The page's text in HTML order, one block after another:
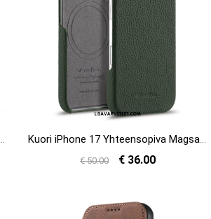
Kuori iPhone 17 Yhteensopiva Magsafe Leather And Microfiber -kotelon Kanssa
€ 50.00 € 36.00